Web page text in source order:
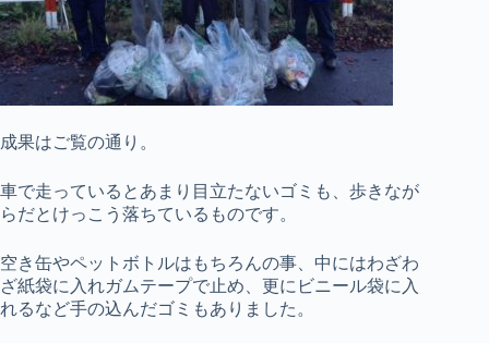
成果はご覧の通り。
車で走っているとあまり目立たないゴミも、歩きなが
らだとけっこう落ちているものです。
空き缶やペットボトルはもちろんの事、中にはわざわ
ざ紙袋に入れガムテープで止め、更にビニール袋に入
れるなど手の込んだゴミもありました。